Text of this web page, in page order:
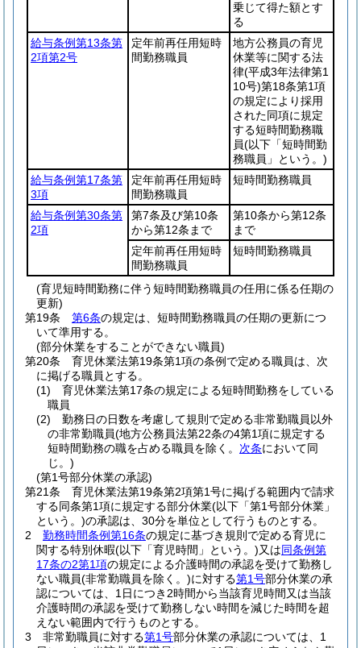
乗じて得た額とす
る
給与条例第13条第
2項第2号
定年前再任用短時
間勤務職員
地方公務員の育児
休業等に関する法
律(平成3年法律第1
10号)第18条第1項
の規定により採用
された同項に規定
する短時間勤務職
員(以下「短時間勤
務職員」という。)
給与条例第17条第
3項
定年前再任用短時
間勤務職員
短時間勤務職員
給与条例第30条第
2項
第7条及び第10条
から第12条まで
第10条から第12条
まで
定年前再任用短時
間勤務職員
短時間勤務職員
(育児短時間勤務に伴う短時間勤務職員の任用に係る任期の
更新)
第19条
第6条の規定は、短時間勤務職員の任期の更新につ
いて準用する。
(部分休業をすることができない職員)
第20条
育児休業法第19条第1項の条例で定める職員は、次
に掲げる職員とする。
(1)
育児休業法第17条の規定による短時間勤務をしている
職員
(2)
勤務日の日数を考慮して規則で定める非常勤職員以外
の非常勤職員(地方公務員法第22条の4第1項に規定する
短時間勤務の職を占める職員を除く。 次条において同
じ。)
(第1号部分休業の承認)
第21条
育児休業法第19条第2項第1号に掲げる範囲内で請求
する同条第1項に規定する部分休業(以下「第1号部分休業」
という。)の承認は、30分を単位として行うものとする。
2
勤務時間条例第16条の規定に基づき規則で定める育児に
関する特別休暇(以下「育児時間」という。)又は同条例第
17条の2第1項の規定による介護時間の承認を受けて勤務し
ない職員(非常勤職員を除く。)に対する第1号部分休業の承
認については、1日につき2時間から当該育児時間又は当該
介護時間の承認を受けて勤務しない時間を減じた時間を超
えない範囲内で行うものとする。
3
非常勤職員に対する第1号部分休業の承認については、1